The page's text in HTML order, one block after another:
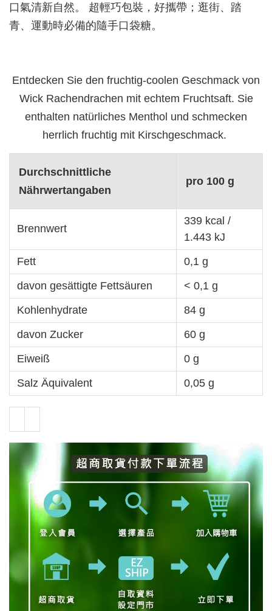
口氣清新自然。 超輕巧包裝，好攜帶；逛街、踏
青、運動時必備的隨手口袋糖。
Entdecken Sie den fruchtig-coolen Geschmack von
Wick Rachendrachen mit echtem Fruchtsaft. Sie
enthalten natürliches Menthol und schmecken
herrlich fruchtig mit Kirschgeschmack.
Durchschnittliche
Nährwertangaben
pro 100 g
Brennwert
339 kcal /
1.443 kJ
Fett
0,1 g
davon gesättigte Fettsäuren
< 0,1 g
Kohlenhydrate
84 g
davon Zucker
60 g
Eiweiß
0 g
Salz Äquivalent
0,05 g